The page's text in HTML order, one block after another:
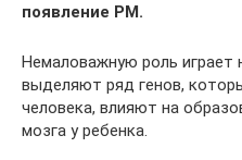
появление РМ.
Немаловажную роль играет
выделяют ряд генов,
человека, влияют на
мозга у ребенка.